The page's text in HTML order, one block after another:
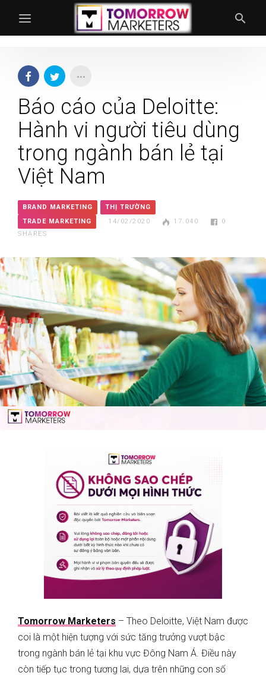
Báo cáo của Deloitte:
Hành vi người tiêu dùng
trong ngành bán lẻ tại
Việt Nam
BRAND MARKETING
THỊ TRƯỜNG
TRADE MARKETING
14/02/2020 17.040
0
SHARES
Tomorrow Marketers – Theo Deloitte, Việt Nam được
coi là một hiện tượng với sức tăng trưởng vượt bậc
trong ngành bán lẻ tại khu vực Đông Nam Á. Điều này
còn tiếp tục trong tương lai, dựa trên những con số